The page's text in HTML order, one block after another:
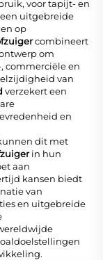
voor tapijt- en
uitgebreide
op
combineert
om
commerciële en
van
verzekert een
en
dit met
in hun
aan
kansen biedt
van
en uitgebreide